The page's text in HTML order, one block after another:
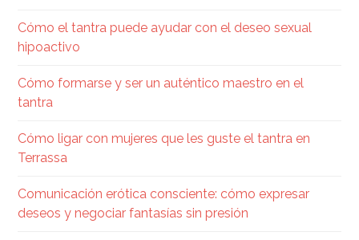
Cómo el tantra puede ayudar con el deseo sexual
hipoactivo
Cómo formarse y ser un auténtico maestro en el
tantra
Cómo ligar con mujeres que les guste el tantra en
Terrassa
Comunicación erótica consciente: cómo expresar
deseos y negociar fantasías sin presión